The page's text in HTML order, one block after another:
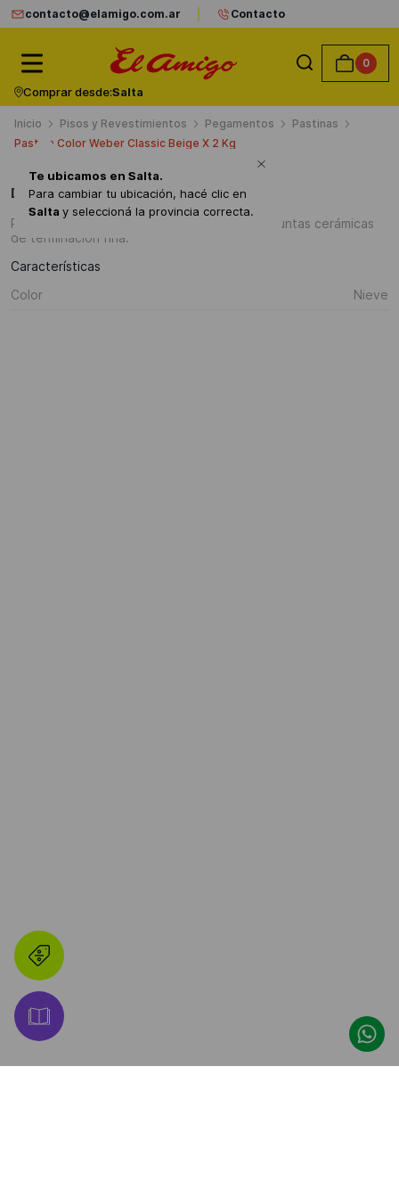
contacto@elamigo.com.ar Contacto
0
Comprar desde:Salta
Te ubicamos en Salta.
Para cambiar tu ubicación, hacé clic en
Salta y seleccioná la provincia correcta.
Pisos y Revestimientos Pegamentos
Pastinas
Pastina Color Weber Classic Beige X 2 Kg
Detalles del producto
Pastina cementicia impermeable para tomar juntas cerámicas
de terminación fina.
Características
Color
Nieve